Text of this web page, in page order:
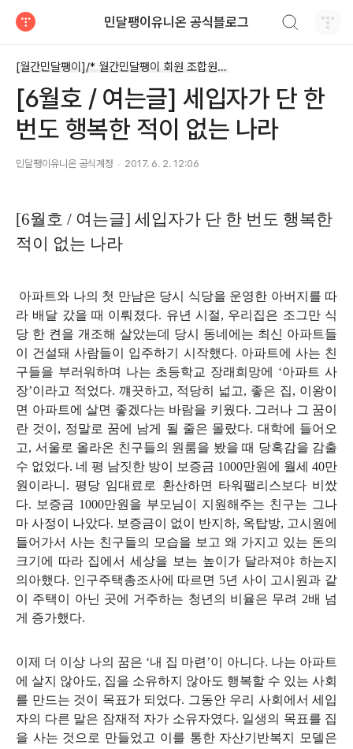
민달팽이유니온 공식블로그
[월간민달팽이]/* 월간민달팽이 회원 조합원 기고글
[6월호 / 여는글] 세입자가 단 한
번도 행복한 적이 없는 나라
민달팽이유니온 공식계정 2017. 6. 2. 12:06
[6월호 / 여는글] 세입자가 단 한 번도 행복한
적이 없는 나라
아파트와 나의 첫 만남은 당시 식당을 운영한 아버지를 따
라 배달 갔을 때 이뤄졌다. 유년 시절, 우리집은 조그만 식
당 한 켠을 개조해 살았는데 당시 동네에는 최신 아파트들
이 건설돼 사람들이 입주하기 시작했다. 아파트에 사는 친
구들을 부러워하며 나는 초등학교 장래희망에 ‘아파트 사
장’이라고 적었다. 꺠끗하고, 적당히 넓고, 좋은 집, 이왕이
면 아파트에 살면 좋겠다는 바람을 키웠다. 그러나 그 꿈이
란 것이 , 정말로 꿈에 남게 될 줄은 몰랐다. 대학에 들어오
고, 서울로 올라온 친구들의 원룸을 봤을 때 당혹감을 감출
수 없었다. 네 평 남짓한 방이 보증금 1000만원에 월세 40만
원이라니 .평당 임대료로 환산하면 타워팰리스보다 비쌌
다. 보증금 1000만원을 부모님이 지원해주는 친구는 그나
마 사정이 나았다. 보증금이 없이 반지하, 옥탑방, 고시원에
들어가서 사는 친구들의 모습을 보고 왜 가지고 있는 돈의
크기에 따라 집에서 세상을 보는 높이가 달라져야 하는지
의아했다. 인구주택총조사에 따르면 5년 사이 고시원과 같
이 주택이 아닌 곳에 거주하는 청년의 비율은 무려 2배 넘
게 증가했다.
이제 더 이상 나의 꿈은 ‘내 집 마련 ’이 아니다. 나는 아파트
에 살지 않아도, 집을 소유하지 않아도 행복할 수 있는 사회
를 만드는 것이 목표가 되었다. 그동안 우리 사회에서 세입
자의 다른 말은 잠재적 자가 소유자였다. 일생의 목표를 집
을 사는 것으로 만들었고 이를 통한 자산기반복지 모델은